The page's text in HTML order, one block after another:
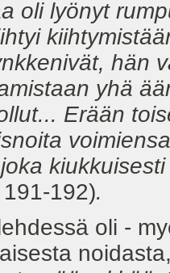
oli lyönyt
hän
yhä
Erään
192).
oli -